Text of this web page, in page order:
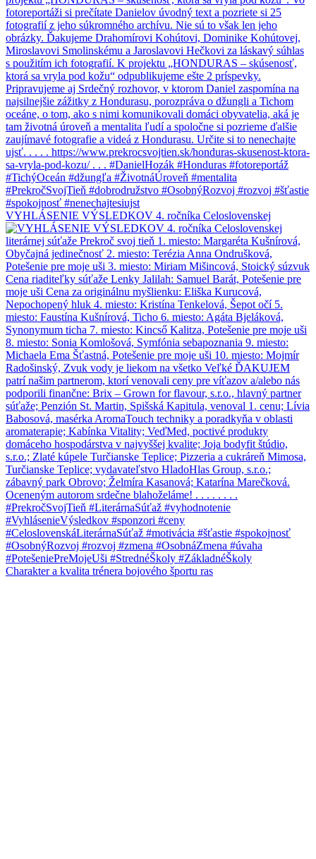
VYHLÁSENIE VÝSLEDKOV 4. ročníka Celoslovenskej
Charakter a kvalita trénera bojového športu ras